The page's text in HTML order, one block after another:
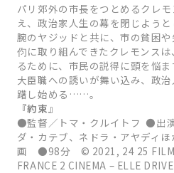
パリ郊外の市長をつとめるクレ
え、政治家人生の幕を閉じよう
腕のヤジッドと共に、市の貧困
伨に取り組んできたクレモンス
るために、市民の説得に頭を悩
大臣職への誘いが舞い込み、政
躇し始める……。
『約束』
●監督／トマ・クルイトフ ●出
ダ・カテブ、ネドラ・アヤディ
画 ●98分 © 2021, 24 25
FRANCE 2 CINEMA – ELLE